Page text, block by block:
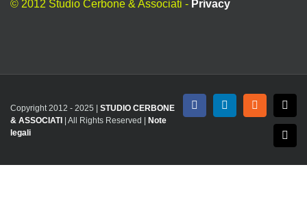
© 2012 Studio Cerbone & Associati - Privacy
Copyright 2012 - 2025 | STUDIO CERBONE
& ASSOCIATI
| All Rights Reserved |
Note
legali
FacebookLinkedInRss X